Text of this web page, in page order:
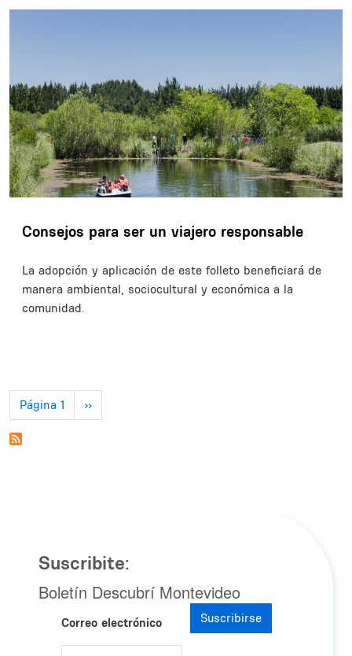
Consejos para ser un viajero responsable
La adopción y aplicación de este folleto beneficiará de
manera ambiental, sociocultural y económica a la
comunidad.
Paginación
Página 1 Siguiente página
››
Suscribite:
Boletín Descubrí Montevideo
Correo electrónico Suscribirse